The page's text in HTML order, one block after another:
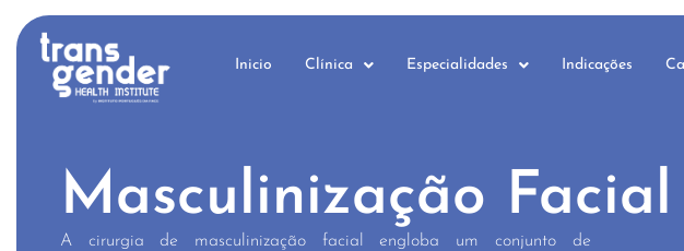
Inicio Clínica Especialidades Indicações
Masculinização Facial
A cirurgia de masculinização facial engloba um conjunto de